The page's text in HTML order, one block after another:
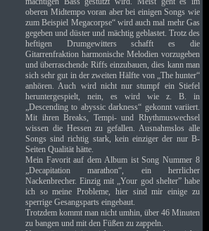
oberen Midtempo voran aber bei einigen Songs wie
zum Beispiel Megacorpse“ wird auch mal mehr Gas
gegeben und düster und mächtig geblastet. Trotz des
heftigen Drumgewitters schafft es die
Gitarrenfraktion harmonische Melodien vorzugeben
und überraschende Riffs einzubauen, dies kann man
sich sehr gut in der zweiten Hälfte von „The hunter“
anhören. Auch wird nicht nur stumpf ein Stiefel
heruntergespielt, nein, es wird wie z. B. in
„Descending to abyssic darkness“ gekonnt variiert.
Mit ihren Breaks, Tempi- und Rhythmuswechsel
wissen die Hessen zu gefallen. Ausnahmslos alle
Songs sind richtig stark, kein einziger der nur B-
Seiten Qualität hätte.
Mein Favorit auf dem Album ist Song Nummer 8
„Decapitation marathon“, ein herrlicher
Nackenbrecher. Einzig mit „Your god shelter” habe
ich so meine Probleme, hier sind mir einige zu
sperrige Gesangsparts eingebaut.
Trotzdem kommt man nicht umhin, über 46 Minuten
zu bangen und mit den Füßen zu zappeln.